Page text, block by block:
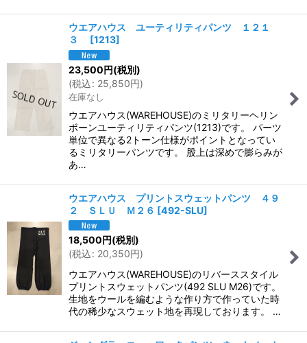
ウエアハウス ユーティリティパンツ １２１
３
[1213]
23,500円(税別)
(税込: 25,850円)
在庫なし
ウエアハウス(WAREHOUSE)のミリタリーヘリン
ボーンユーティリティパンツ(1213)です。 パーツ
単位で異なる2トーン仕様がポイントとなってい
るミリタリーパンツです。 股上は深めで膨らみが
あ…
ウエアハウス プリントスウェットパンツ ４９
２ ＳＬＵ Ｍ２６ [492-SLU]
18,500円(税別)
(税込: 20,350円)
ウエアハウス(WAREHOUSE)のリバーススタイル
プリントスウェットパンツ(492 SLU M26)です。
生地をウールを編むような作り方で作っていた時
代の稀少なスウェット地を再現しております。 …